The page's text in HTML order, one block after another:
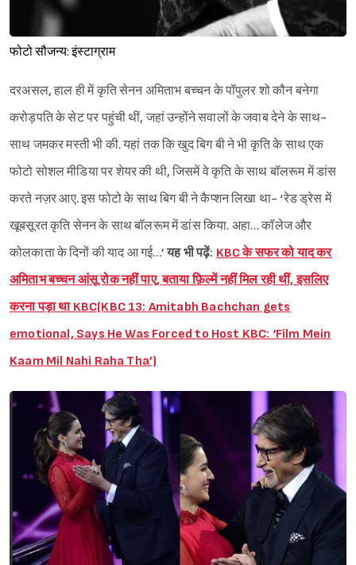
फोटो सौजन्य: इंस्टाग्राम
दरअसल, हाल ही में कृति सेनन अमिताभ बच्चन के पॉपुलर शो कौन बनेगा
करोड़पति के सेट पर पहुंची थीं, जहां उन्होंने सवालों के जवाब देने के साथ-
साथ जमकर मस्ती भी की. यहां तक कि खुद बिग बी ने भी कृति के साथ एक
फोटो सोशल मीडिया पर शेयर की थी, जिसमें वे कृति के साथ बॉलरूम में डांस
करते नज़र आए. इस फोटो के साथ बिग बी ने कैप्शन लिखा था- ‘रेड ड्रेस में
खूबसूरत कृति सेनन के साथ बॉलरूम में डांस किया. अहा… कॉलेज और
कोलकाता के दिनों की याद आ गई…’यह भी पढ़ें: KBC के सफर को याद कर
अमिताभ बच्चन आंसू रोक नहीं पाए, बताया फ़िल्में नहीं मिल रही थीं, इसलिए
करना पड़ा था KBC(KBC 13: Amitabh Bachchan gets
emotional, Says He Was Forced to Host KBC: ‘Film Mein
Kaam Mil Nahi Raha Tha’)